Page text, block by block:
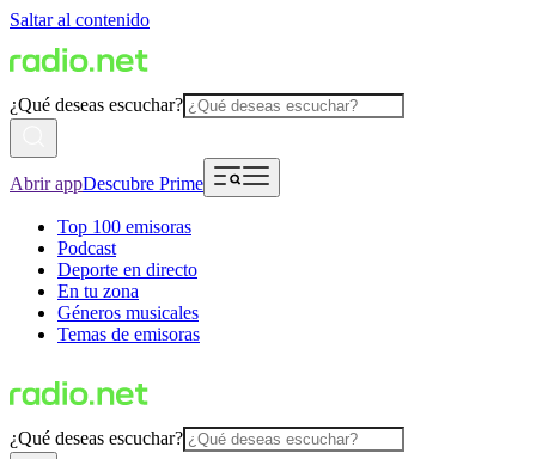
Saltar al contenido
¿Qué deseas escuchar?
Abrir appDescubre Prime
Top 100 emisoras
Podcast
Deporte en directo
En tu zona
Géneros musicales
Temas de emisoras
¿Qué deseas escuchar?